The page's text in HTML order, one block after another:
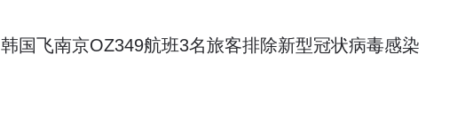
韩国飞南京OZ349航班3名旅客排除新型冠状病毒感染